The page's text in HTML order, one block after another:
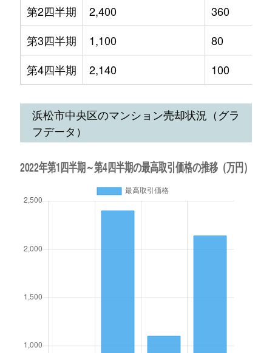
第2四半期 2,400
360
第3四半期
1,100
80
第4四半期
2,140 100
浜松市中央区のマンション売却状況（グラ
フデータ）